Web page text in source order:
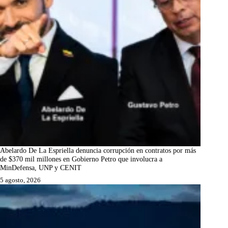
Abelardo De La Espriella denuncia corrupción en contratos por más
de $370 mil millones en Gobierno Petro que involucra a
MinDefensa, UNP y CENIT
5 agosto, 2026